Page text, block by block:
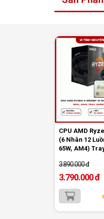
Bộ
trong
CPU AMD
(6 Nhân 12
65W, AM4)
3.890.000 đ
3.790.000 đ